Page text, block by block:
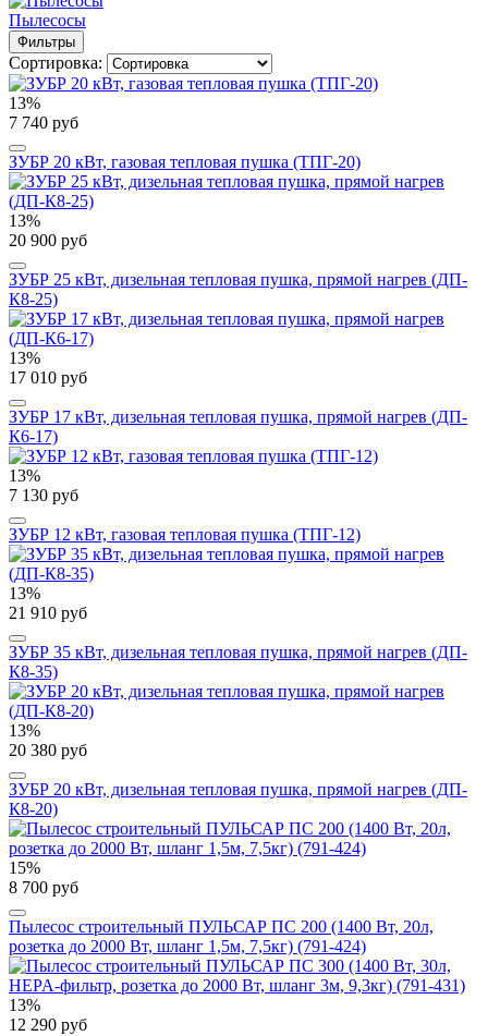
Пылесосы
Фильтры
Сортировка:
13%
7 740 руб
ЗУБР 20 кВт, газовая тепловая пушка (ТПГ-20)
13%
20 900 руб
ЗУБР 25 кВт, дизельная тепловая пушка, прямой нагрев (ДП-
К8-25)
13%
17 010 руб
ЗУБР 17 кВт, дизельная тепловая пушка, прямой нагрев (ДП-
К6-17)
13%
7 130 руб
ЗУБР 12 кВт, газовая тепловая пушка (ТПГ-12)
13%
21 910 руб
ЗУБР 35 кВт, дизельная тепловая пушка, прямой нагрев (ДП-
К8-35)
13%
20 380 руб
ЗУБР 20 кВт, дизельная тепловая пушка, прямой нагрев (ДП-
К8-20)
15%
8 700 руб
Пылесос строительный ПУЛЬСАР ПС 200 (1400 Вт, 20л,
розетка до 2000 Вт, шланг 1,5м, 7,5кг) (791-424)
13%
12 290 руб